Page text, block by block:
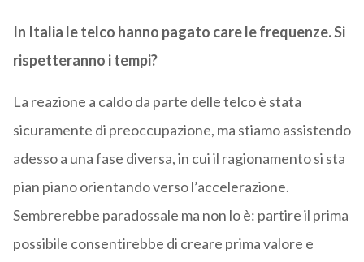
In Italia le telco hanno pagato care le frequenze. Si
rispetteranno i tempi?
La reazione a caldo da parte delle telco è stata
sicuramente di preoccupazione, ma stiamo assistendo
adesso a una fase diversa, in cui il ragionamento si sta
pian piano orientando verso l’accelerazione.
Sembrerebbe paradossale ma non lo è: partire il prima
possibile consentirebbe di creare prima valore e